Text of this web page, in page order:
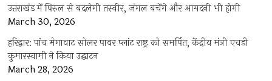
उत्तराखंड में पिरुल से बदलेगी तस्वीर, जंगल बचेंगे और आमदनी भी होगी
March 30, 2026
हरिद्वार: पांच मेगावाट सोलर पावर प्लांट राष्ट्र को समर्पित, केंद्रीय मंत्री एचडी
कुमारस्वामी ने किया उद्घाटन
March 28, 2026